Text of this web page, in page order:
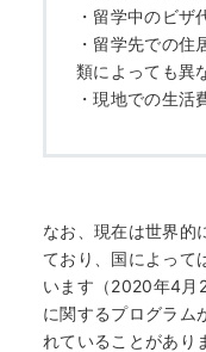
・留学中のビザ
・留学先での
類によっても異
・現地での生活
なお、現在は世界的
ており、国によって
います（2020年4月
に関するプログラム
れていることがあり